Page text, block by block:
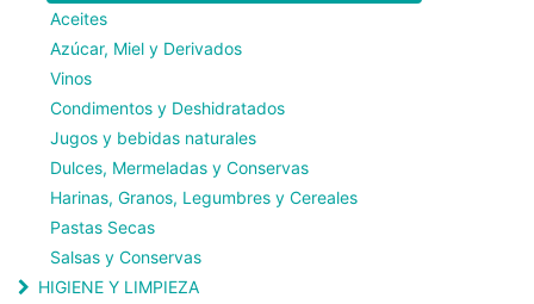
Aceites
Azúcar, Miel y Derivados
Vinos
Condimentos y Deshidratados
Jugos y bebidas naturales
Dulces, Mermeladas y Conservas
Harinas, Granos, Legumbres y Cereales
Pastas Secas
Salsas y Conservas
HIGIENE Y LIMPIEZA